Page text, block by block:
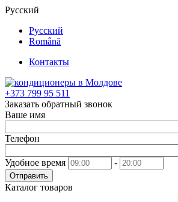
Русский
Русский
Română
Контакты
+373 799 95 511
Заказать обратный звонок
Ваше имя
Телефон
Удобное время -
Отправить
Каталог товаров